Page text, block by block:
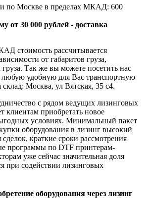
по Москве в пределах МКАД: 600
от 30 000 рублей - доставка
стоимость рассчитывается
от габаритов груза,
груза. Так же вы можете посетить нас
любую удобную для Вас транспортную
Москва, ул Вятская, 35 c4.
с рядом ведущих лизинговых
клиентам приобретать новое
условиях. Минимальный пакет
оборудования в лизинг высокий
краткие сроки рассмотрения
программы по DTF принтерам-
уже сейчас значительная доля
при содействии лизинговых
оборудования через лизинг